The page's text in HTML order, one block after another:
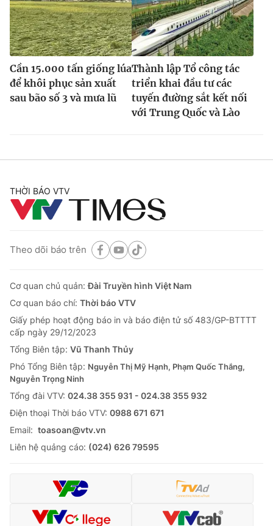
Cần 15.000 tấn giống lúa
để khôi phục sản xuất
sau bão số 3 và mưa lũ
Thành lập Tổ công tác
triển khai đầu tư các
tuyến đường sắt kết nối
với Trung Quốc và Lào
THỜI BÁO VTV
Theo dõi báo trên
Cơ quan chủ quản:Đài Truyền hình Việt Nam
Cơ quan báo chí: Thời báo VTV
Giấy phép hoạt động báo in và báo điện tử số 483/GP-BTTTT
cấp ngày 29/12/2023
Tổng Biên tập: Vũ Thanh Thủy
Phó Tổng Biên tập: Nguyễn Thị Mỹ Hạnh, Phạm Quốc Thắng,
Nguyễn Trọng Ninh
Tổng đài VTV: 024.38 355 931 - 024.38 355 932
Ðiện thoại Thời báo VTV: 0988 671 671
Email: toasoan@vtv.vn
Liên hệ quảng cáo: (024) 626 79595